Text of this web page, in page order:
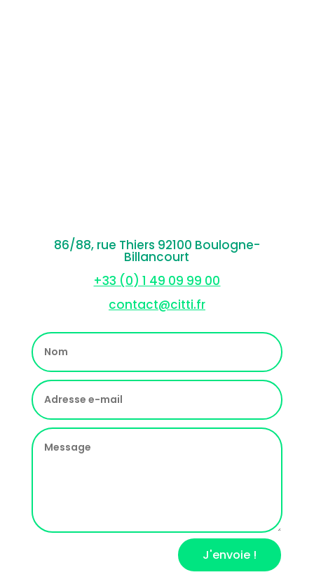
86/88, rue Thiers 92100 Boulogne-
Billancourt
+33 (0) 1 49 09 99 00
contact@citti.fr
J'envoie !